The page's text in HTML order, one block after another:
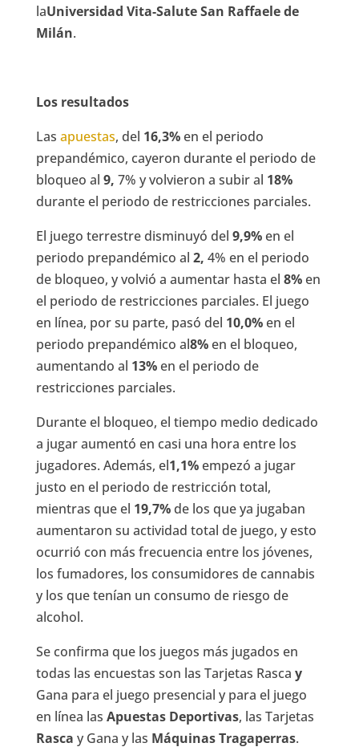
laUniversidad Vita-Salute San Raffaele de
Milán.
Los resultados
Las apuestas, del 16,3%en el periodo
prepandémico, cayeron durante el periodo de
bloqueo al 9, 7% y volvieron a subir al 18%
durante el periodo de restricciones parciales.
El juego terrestre disminuyó del 9,9%en el
periodo prepandémico al 2, 4% en el periodo
de bloqueo, y volvió a aumentar hasta el 8%en
el periodo de restricciones parciales. El juego
en línea, por su parte, pasó del 10,0%en el
periodo prepandémico al8% en el bloqueo,
aumentando al 13%en el periodo de
restricciones parciales.
Durante el bloqueo, el tiempo medio dedicado
a jugar aumentó en casi una hora entre los
jugadores. Además, el1,1% empezó a jugar
justo en el periodo de restricción total,
mientras que el 19,7%de los que ya jugaban
aumentaron su actividad total de juego, y esto
ocurrió con más frecuencia entre los jóvenes,
los fumadores, los consumidores de cannabis
y los que tenían un consumo de riesgo de
alcohol.
Se confirma que los juegos más jugados en
todas las encuestas son las Tarjetas Rasca y
Gana para el juego presencial y para el juego
en línea las Apuestas Deportivas, las Tarjetas
Rasca y Gana y las Máquinas Tragaperras.